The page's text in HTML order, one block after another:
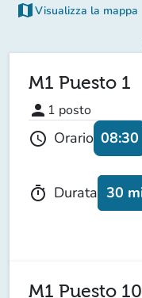
map Visualizza la mappa
(nuova
M1 Puesto 1
person 1 posto
schedule Orario 08:30
timer Durata 30
M1 Puesto 10